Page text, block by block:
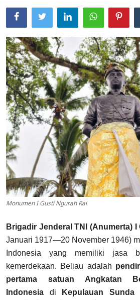
Usadha
Indonesia
Monumen I Gusti Ngurah Rai
Brigadir Jenderal TNI (Anumerta)
Januari 1917—20 November 1946)
Indonesia yang memiliki jasa
kemerdekaan. Beliau adalah
pertama satuan Angkatan
Indonesia di Kepulauan Sunda